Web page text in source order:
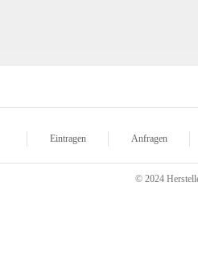
Eintragen Anfragen
© 2024